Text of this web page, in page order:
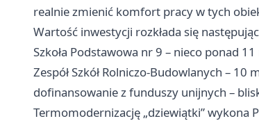
realnie zmienić komfort pracy w tych
Wartość inwestycji rozkłada się
Szkoła Podstawowa nr 9 – nieco ponad 11
Zespół Szkół Rolniczo-Budowlanych – 10
dofinansowanie z funduszy unijnych –
Termomodernizację „dziewiątki” wykona